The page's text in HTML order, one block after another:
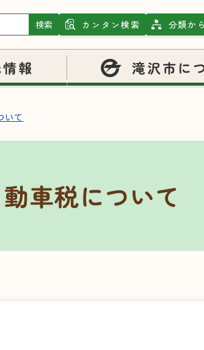
検索 カンタン検索 分類か
報 滝沢市に
いて
車税について